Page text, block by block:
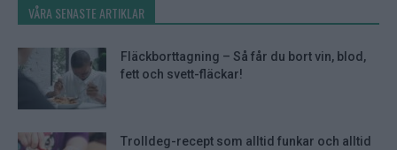
VÅRA SENASTE ARTIKLAR
Fläckborttagning – Så får du bort vin, blod,
fett och svett-fläckar!
Trolldeg-recept som alltid funkar och alltid